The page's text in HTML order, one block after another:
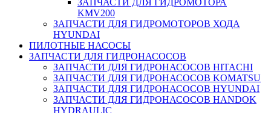
KMV200
ЗАПЧАСТИ ДЛЯ ГИДРОМОТОРОВ ХОДА
HYUNDAI
ПИЛОТНЫЕ НАСОСЫ
ЗАПЧАСТИ ДЛЯ ГИДРОНАСОСОВ
ЗАПЧАСТИ ДЛЯ ГИДРОНАСОСОВ HITACHI
ЗАПЧАСТИ ДЛЯ ГИДРОНАСОСОВ KOMATSU
ЗАПЧАСТИ ДЛЯ ГИДРОНАСОСОВ HYUNDAI
ЗАПЧАСТИ ДЛЯ ГИДРОНАСОСОВ HANDOK
HYDRAULIC